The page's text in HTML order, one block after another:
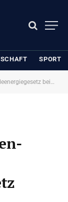
SPORT
beibehalten